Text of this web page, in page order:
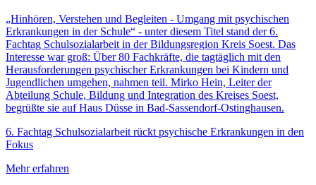
„Hinhören, Verstehen und Begleiten - Umgang mit psychischen
Erkrankungen in der Schule“ - unter diesem Titel stand der 6.
Fachtag Schulsozialarbeit in der Bildungsregion Kreis Soest. Das
Interesse war groß: Über 80 Fachkräfte, die tagtäglich mit den
Herausforderungen psychischer Erkrankungen bei Kindern und
Jugendlichen umgehen, nahmen teil. Mirko Hein, Leiter der
Abteilung Schule, Bildung und Integration des Kreises Soest,
begrüßte sie auf Haus Düsse in Bad-Sassendorf-Ostinghausen.
6. Fachtag Schulsozialarbeit rückt psychische Erkrankungen in den
Fokus
Mehr erfahren